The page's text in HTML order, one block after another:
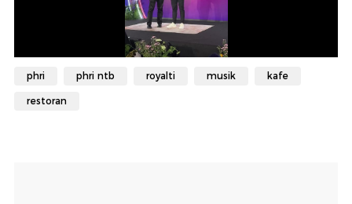
phri phri ntb royalti musik kafe
restoran